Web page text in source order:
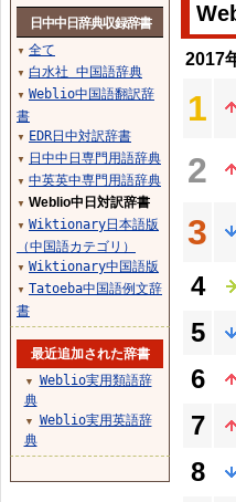
2017
1
2
3
4
5
6
7
8
日中中日辞典収録辞書
▼ 全て
▼ 白水社 中国語辞典
▼ Weblio中国語翻訳辞
書
▼ EDR日中対訳辞書
▼ 日中中日専門用語辞典
▼ 中英英中専門用語辞典
▼ Weblio中日対訳辞書
▼ Wiktionary日本語版
（中国語カテゴリ）
▼ Wiktionary中国語版
▼ Tatoeba中国語例文辞
書
最近追加された辞書
▼
Weblio実用類語辞
典
▼
Weblio実用英語辞
典